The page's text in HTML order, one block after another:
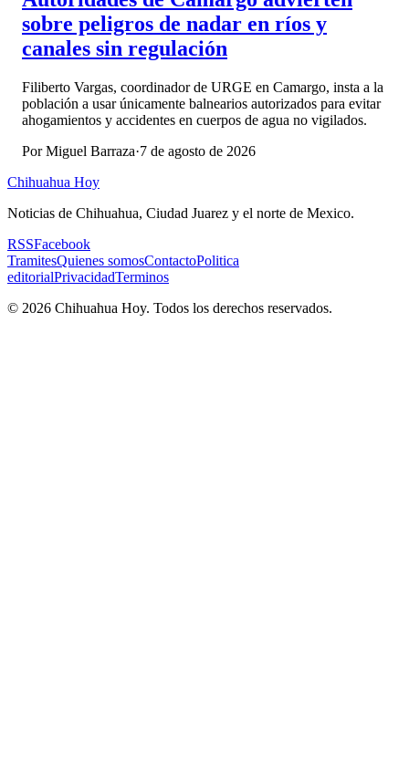
sobre peligros de nadar en ríos y
canales sin regulación
Filiberto Vargas, coordinador de URGE en Camargo, insta a la
población a usar únicamente balnearios autorizados para evitar
ahogamientos y accidentes en cuerpos de agua no vigilados.
PorMiguel Barraza·7 de agosto de 2026
Chihuahua Hoy
Noticias de Chihuahua, Ciudad Juarez y el norte de Mexico.
RSSFacebook
TramitesQuienes somosContactoPolitica
editorialPrivacidadTerminos
© 2026 Chihuahua Hoy. Todos los derechos reservados.